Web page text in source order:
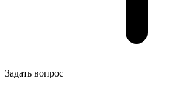
Задать вопрос